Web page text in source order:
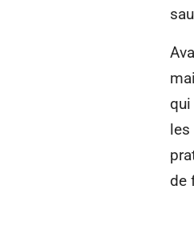
les
de